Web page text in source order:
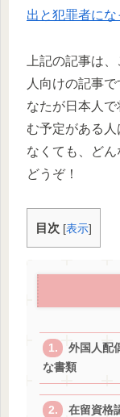
出と犯罪者にな
上記の記事は
人向けの記事
なたが日本人
む予定がある
なくても、ど
どうぞ！
目次 [表示]
外国人配
な書類
在留資格